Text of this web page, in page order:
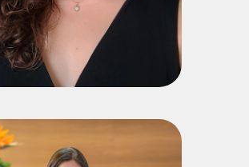
Fundação Antonio Meneghetti.
Currículo Lattes
Wazlawick